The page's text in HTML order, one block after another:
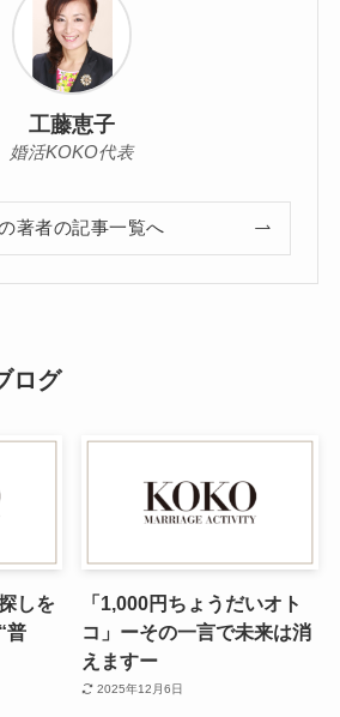
工藤恵子
婚活KOKO代表
著者の記事一覧へ
ログ
しを
普
「1,000円ちょうだいオト
コ」ーその一言で未来は消
えますー
2025年12月6日